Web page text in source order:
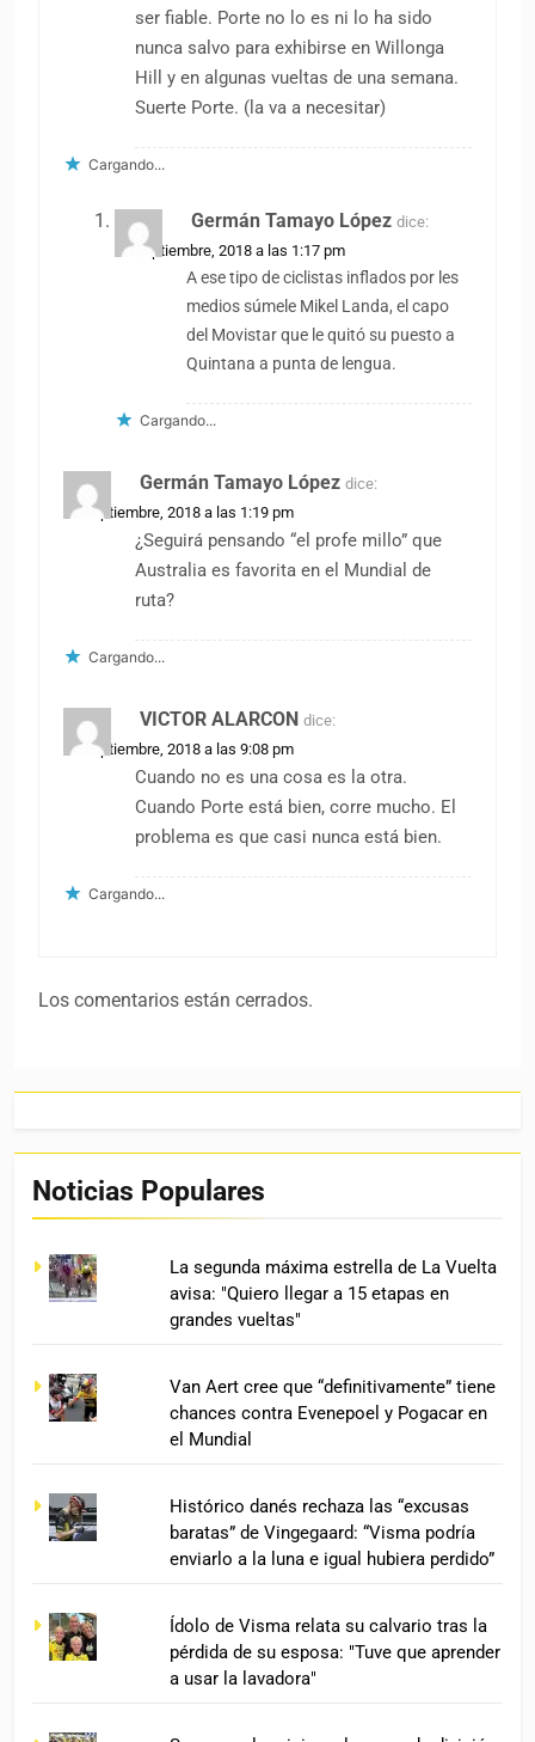
ser fiable. Porte no lo es ni lo ha sido
nunca salvo para exhibirse en Willonga
Hill y en algunas vueltas de una semana.
Suerte Porte. (la va a necesitar)
Cargando...
Germán Tamayo López dice:
22 septiembre, 2018 a las 1:17 pm
A ese tipo de ciclistas inflados por les
medios súmele Mikel Landa, el capo
del Movistar que le quitó su puesto a
Quintana a punta de lengua.
Cargando...
Germán Tamayo López dice:
22 septiembre, 2018 a las 1:19 pm
¿Seguirá pensando “el profe millo” que
Australia es favorita en el Mundial de
ruta?
Cargando...
VICTOR ALARCON dice:
22 septiembre, 2018 a las 9:08 pm
Cuando no es una cosa es la otra.
Cuando Porte está bien, corre mucho. El
problema es que casi nunca está bien.
Cargando...
Los comentarios están cerrados.
Noticias Populares
La segunda máxima estrella de La Vuelta
avisa: "Quiero llegar a 15 etapas en
grandes vueltas"
Van Aert cree que “definitivamente” tiene
chances contra Evenepoel y Pogacar en
el Mundial
Histórico danés rechaza las “excusas
baratas” de Vingegaard: “Visma podría
enviarlo a la luna e igual hubiera perdido”
Ídolo de Visma relata su calvario tras la
pérdida de su esposa: "Tuve que aprender
a usar la lavadora"